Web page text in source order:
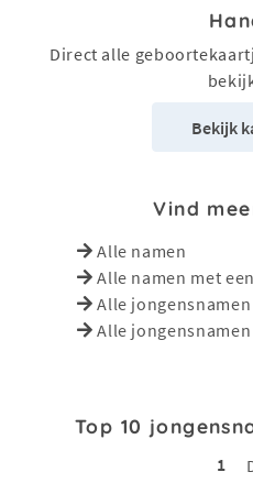
Direct alle
Bekijk
Vind
Alle namen
Alle namen met
Alle jongensnamen
Alle jongensnamen
Top 10
1